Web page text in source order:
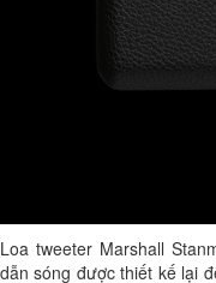
Loa tweeter Marshall
dẫn sóng được thiết kế lại